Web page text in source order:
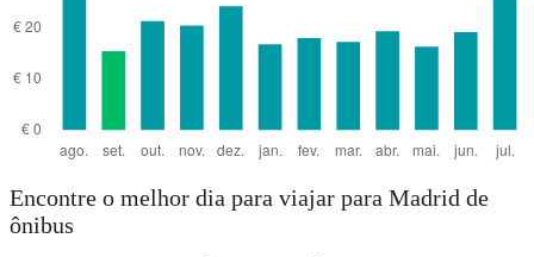
Encontre o melhor dia para viajar para Madrid de
ônibus